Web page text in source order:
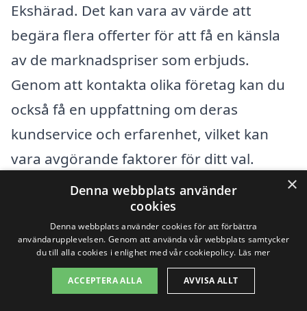
Ekshärad. Det kan vara av värde att
begära flera offerter för att få en känsla
av de marknadspriser som erbjuds.
Genom att kontakta olika företag kan du
också få en uppfattning om deras
kundservice och erfarenhet, vilket kan
vara avgörande faktorer för ditt val.
Slamsugning är en viktig tjänst för både
hushåll och företag, och att få en tydlig
uppfattning om kostnaderna kan
underlätta ditt beslutsfattande. Tveka
×
Denna webbplats använder
cookies
Denna webbplats använder cookies för att förbättra
användarupplevelsen. Genom att använda vår webbplats samtycker
du till alla cookies i enlighet med vår cookiepolicy. Läs mer
ACCEPTERA ALLA AVVISA ALLT